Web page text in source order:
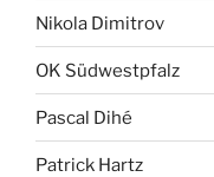
Nikola Dimitrov
OK Südwestpfalz
Pascal Dihé
Patrick Hartz